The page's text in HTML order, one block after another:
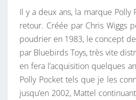
Il y a deux ans, la marque Polly
retour. Créée par Chris Wiggs
poudrier en 1983, le concept
par Bluebirds Toys, très vite
en fera l’acquisition quelques
Polly Pocket tels que je les
jusqu’en 2002, Mattel